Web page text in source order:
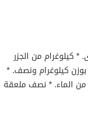
* كيلوغرام من الجزر
كيلوغرام ونصف. *
الماء. * نصف ملعقة